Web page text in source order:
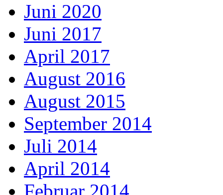
Juni 2020
Juni 2017
April 2017
August 2016
August 2015
September 2014
Juli 2014
April 2014